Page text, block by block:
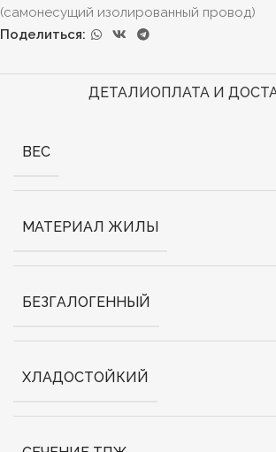
(самонесущий изолированный провод)
Поделиться:
ДЕТАЛИОПЛАТА И
ВЕС
МАТЕРИАЛ ЖИЛЫ
БЕЗГАЛОГЕННЫЙ
ХЛАДОСТОЙКИЙ